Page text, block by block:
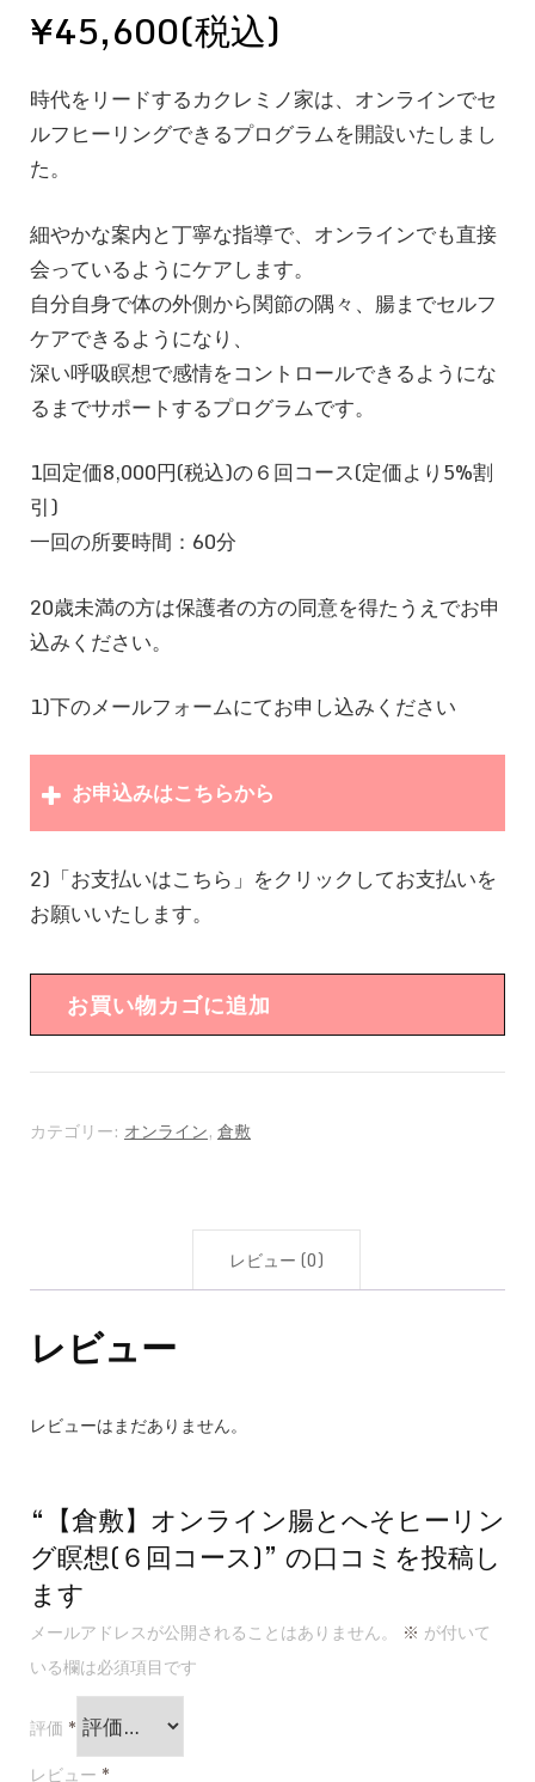
¥45,600
時代をリードするカクレミノ家は、オンラインでセ
ルフヒーリングできるプログラムを開設いたしまし
た。
細やかな案内と丁寧な指導で、オンラインでも直接
会っているようにケアします。
自分自身で体の外側から関節の隅々、腸までセルフ
ケアできるようになり、
深い呼吸瞑想で感情をコントロールできるようにな
るまでサポートするプログラムです。
1回定価8,000円(税込)の６回コース(定価より5%割
引)
一回の所要時間：60分
20歳未満の方は保護者の方の同意を得たうえでお申
込みください。
1)下のメールフォームにてお申し込みください
お申込みはこちらから
お名前（必須）
メールアドレス（必須）
合”＠kakureminoya.com”からメールを受
け取ることができるように設定してくださ
ご住所 （必須）
都道府県(必須)
2)「お支払いはこちら」をクリックしてお支払いを
お願いいたします。
お買い物カゴに追加
カテゴリー: オンライン, 倉敷
レビュー (0)
レビュー
レビューはまだありません。
“【倉敷】オンライン腸とへそヒーリン
グ瞑想(６回コース)” の口コミを投稿し
ます
メールアドレスが公開されることはありません。 ※ が付いて
いる欄は必須項目です
評価 *
レビュー *